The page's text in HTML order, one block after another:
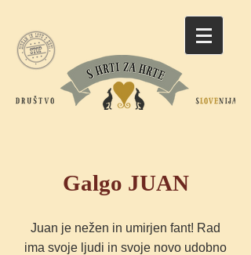
Galgo JUAN
Juan je nežen in umirjen fant! Rad
ima svoje ljudi in svoje novo udobno